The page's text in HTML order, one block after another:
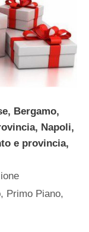
Bergamo,
Napoli,
e provincia,
, Primo Piano,